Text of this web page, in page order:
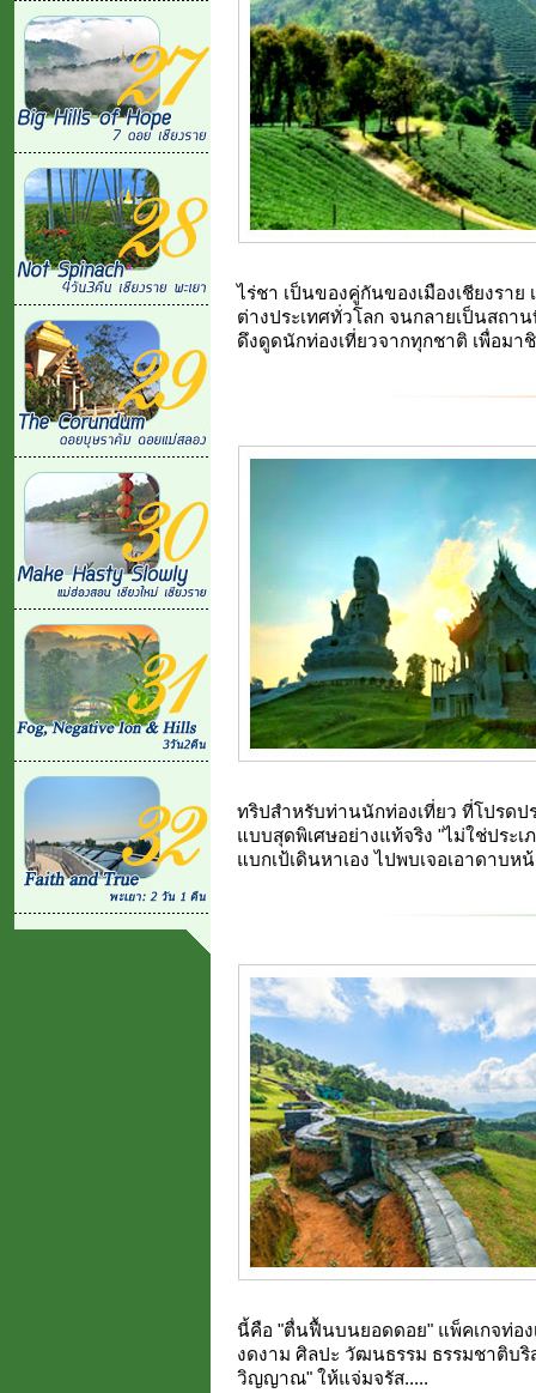
ไร่ชา เป็นของคู่กันของเมืองเชียงรา
ต่างประเทศทั่วโลก จนกลายเป็นสถา
ดึงดูดนักท่องเที่ยวจากทุกชาติ เพื่อมา
ทริปสำหรับท่านนักท่องเที่ยว ที่โปรดป
แบบสุดพิเศษอย่างแท้จริง "ไม่ใช่ประเ
แบกเป้เดินหาเอง ไปพบเจอเอาดาบห
นี้คือ "ตื่นฟื้นบนยอดดอย" แพ็คเกจท่อ
งดงาม ศิลปะ วัฒนธรรม ธรรมชาติบ
วิญญาณ" ให้แจ่มจรัส.....